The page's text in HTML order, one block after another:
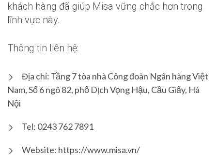
khách hàng đã giúp Misa vững chắc hơn trong
lĩnh vực này.
Thông tin liên hệ:
Địa chỉ: Tầng 7 tòa nhà Công đoàn Ngân hàng Việt
Nam, Số 6 ngõ 82, phố Dịch Vọng Hậu, Cầu Giấy, Hà
Nội
Tel: 0243 762 7891
Website: https://www.misa.vn/